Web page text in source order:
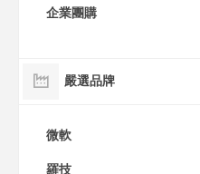
企業團購
嚴選品牌
微軟
羅技